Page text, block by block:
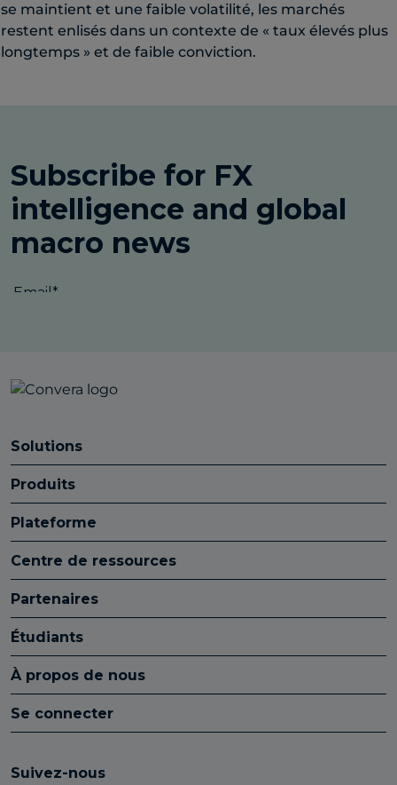
se maintient et une faible volatilité, les marchés
restent enlisés dans un contexte de « taux élevés plus
longtemps » et de faible conviction.
Solutions
Produits
Plateforme
Centre de ressources
Partenaires
Étudiants
À propos de nous
Se connecter
Suivez-nous